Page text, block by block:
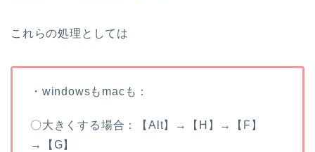
これらの処理としては
・windowsもmacも：
〇大きくする場合：【Alt】→【H】→【F】
→【G】